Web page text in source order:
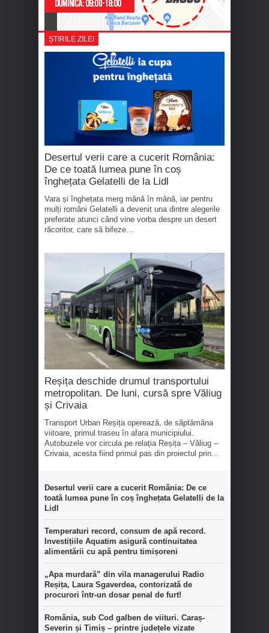
ȘTIRILE ZILEI
Desertul verii care a cucerit România:
De ce toată lumea pune în coș
înghețata Gelatelli de la Lidl
Vara și înghețata merg mână în mână, iar pentru
mulți români Gelatelli a devenit una dintre alegerile
preferate atunci când vine vorba despre un desert
răcoritor, care să bifeze...
Reșița deschide drumul transportului
metropolitan. De luni, cursă spre Văliug
și Crivaia
Transport Urban Reșița operează, de săptămâna
viitoare, primul traseu în afara municipiului.
Autobuzele vor circula pe relația Reșița – Văliug –
Crivaia, acesta fiind primul pas din proiectul prin...
Desertul verii care a cucerit România: De ce
toată lumea pune în coș înghețata Gelatelli de la
Lidl
Temperaturi record, consum de apă record.
Investițiile Aquatim asigură continuitatea
alimentării cu apă pentru timișoreni
„Apa murdară” din vila managerului Radio
Reșița, Laura Sgaverdea, contorizată de
procurori într-un dosar penal de furt!
România, sub Cod galben de viituri. Caraș-
Severin și Timiș – printre județele vizate